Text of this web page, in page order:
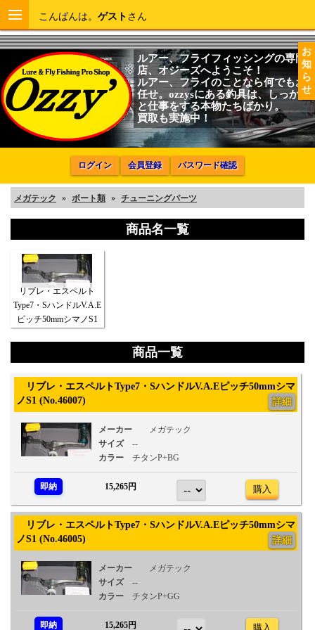
お
知
ら
せ
こんばんは。 ゲスト さん
ルアー、フライフィッシングの専門
店、オジーズへようこそ！
ルアー、フライのことなら何でもお
任せ。ozzysにある釣具は、しっかり
と仕事をする本物たちばかり。
買取も実施中！
ログイン 会員登録 パスワード確認
メガテック » ボート類 » チューニングパーツ
商品名一覧
リブレ・エスペルト
Type7・SハンドルV.A.E
ピッチ50mmシマノS1
商品一覧
リブレ・エスペルトType7・SハンドルV.A.Eピッチ50mmシマ
ノS1 (No.46007)
詳細
メーカー
メガテック
サイズ
--
カラー
チタンP+BG
即納 15,265円 購入
リブレ・エスペルトType7・SハンドルV.A.Eピッチ50mmシマ
ノS1 (No.46005)
詳細
メーカー
メガテック
サイズ
--
カラー
チタンP+GG
即納 15,265円 購入